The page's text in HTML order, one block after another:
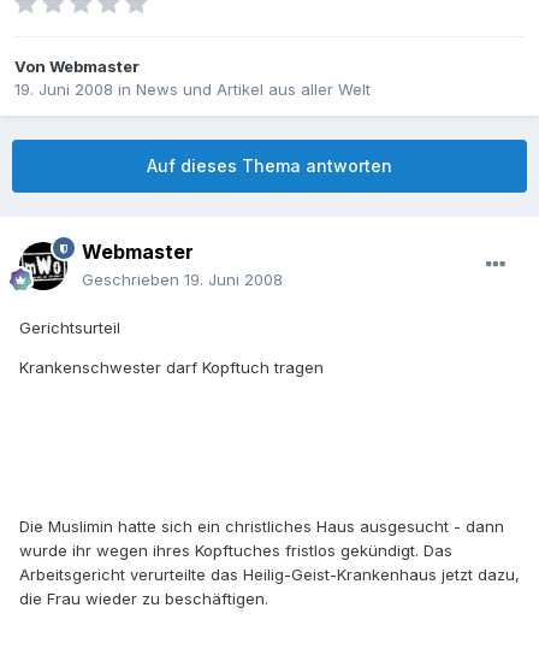
Von Webmaster
19. Juni 2008 in News und Artikel aus aller Welt
Auf dieses Thema antworten
Webmaster
Geschrieben 19. Juni 2008
Gerichtsurteil
Krankenschwester darf Kopftuch tragen
Die Muslimin hatte sich ein christliches Haus ausgesucht - dann
wurde ihr wegen ihres Kopftuches fristlos gekündigt. Das
Arbeitsgericht verurteilte das Heilig-Geist-Krankenhaus jetzt dazu,
die Frau wieder zu beschäftigen.